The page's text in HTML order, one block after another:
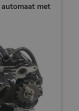
met